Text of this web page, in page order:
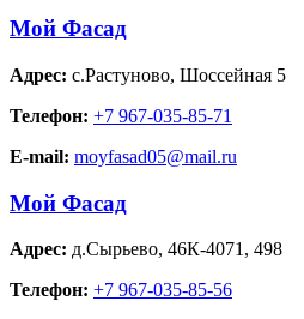
Мой Фасад
Адрес: с.Растуново, Шоссейная 5
Телефон: +7 967-035-85-71
E-mail: moyfasad05@mail.ru
Мой Фасад
Адрес: д.Сырьево, 46К-4071, 498
Телефон: +7 967-035-85-56